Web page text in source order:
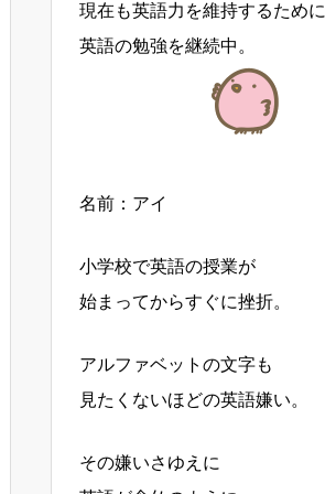
現在も英語力を維持するために
英語の勉強を継続中。
名前：アイ
小学校で英語の授業が
始まってからすぐに挫折。
アルファベットの文字も
見たくないほどの英語嫌い。
その嫌いさゆえに